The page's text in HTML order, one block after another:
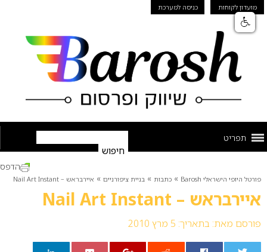
מועדון לקוחות כניסה למערכת
תפריט
פורטל היופי הישראלי Barosh » כתבות » בניית ציפורניים » איירבראש – Nail Art Instant
איירבראש – Nail Art Instant
פורסם מאת: בתאריך: 5 מרץ 2010
הדפס